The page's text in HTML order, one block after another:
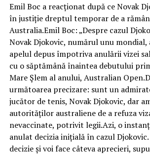
Emil Boc a reacționat după ce Novak
în justiție dreptul temporar de a
Australia.Emil Boc: „Despre cazul
Novak Djokovic, numărul unu
apelul depus împotriva anulării vizei
cu o săptămână înaintea debutului
Mare Şlem al anului, Australian
următoarea precizare: sunt un
jucător de tenis, Novak Djokovic, dar
autorităților australiene de a refuza
nevaccinate, potrivit legii.Azi, o
anulat decizia inițială în cazul Djokovic.
decizie și voi face câteva aprecieri,